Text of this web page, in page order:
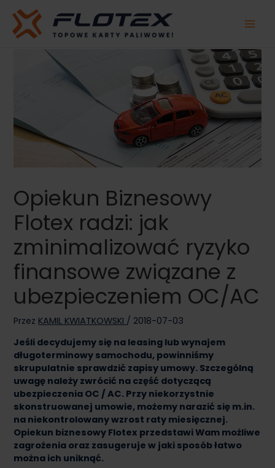
treści
Opiekun Biznesowy
Flotex radzi: jak
zminimalizować ryzyko
finansowe związane z
ubezpieczeniem OC/AC
Przez KAMIL KWIATKOWSKI / 2018-07-03
Jeśli decydujemy się na leasing lub wynajem
długoterminowy samochodu, powinniśmy
skrupulatnie sprawdzić zapisy umowy. Szczególną
uwagę należy zwrócić na część dotyczącą
ubezpieczenia OC / AC. Przy niekorzystnie
skonstruowanej umowie, możemy narazić się m.in.
na niekontrolowany wzrost raty miesięcznej.
Opiekun biznesowy Flotex przedstawi Wam możliwe
zagrożenia oraz zasugeruje w jaki sposób łatwo
można ich uniknąć.